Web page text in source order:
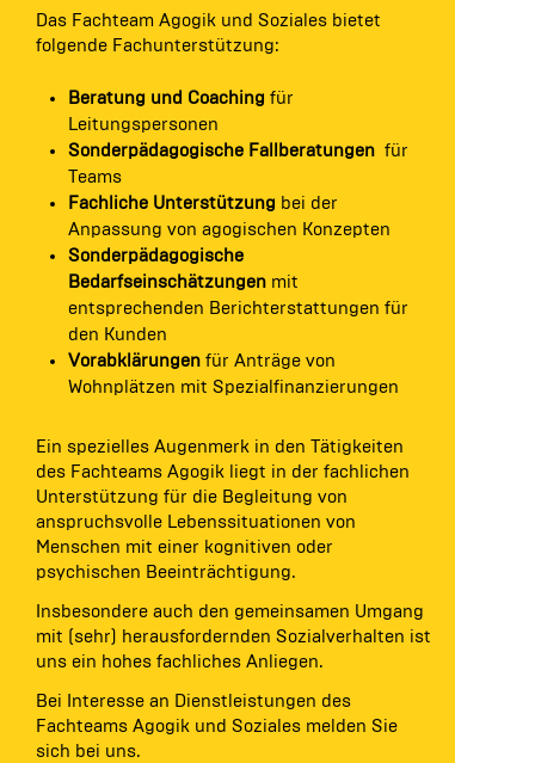
Das Fachteam Agogik und Soziales bietet
folgende Fachunterstützung:
Beratung und Coaching für
Leitungspersonen
Sonderpädagogische Fallberatungen für
Teams
Fachliche Unterstützung bei der
Anpassung von agogischen Konzepten
Sonderpädagogische
Bedarfseinschätzungen mit
entsprechenden Berichterstattungen für
den Kunden
Vorabklärungen für Anträge von
Wohnplätzen mit Spezialfinanzierungen
Ein spezielles Augenmerk in den Tätigkeiten
des Fachteams Agogik liegt in der fachlichen
Unterstützung für die Begleitung von
anspruchsvolle Lebenssituationen von
Menschen mit einer kognitiven oder
psychischen Beeinträchtigung.
Insbesondere auch den gemeinsamen Umgang
mit (sehr) herausfordernden Sozialverhalten ist
uns ein hohes fachliches Anliegen.
Bei Interesse an Dienstleistungen des
Fachteams Agogik und Soziales melden Sie
sich bei uns.